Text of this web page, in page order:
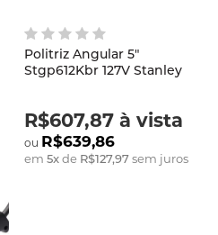
Politriz Angular 5"
Stgp612Kbr 127V Stanley
R$607,87à vista
R$639,86
em 5xde R$127,97sem juros